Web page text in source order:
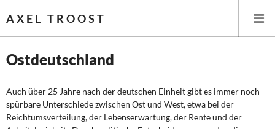
AXEL TROOST
Themen
Ostdeutschland
Auch über 25 Jahre nach der deutschen Einheit gibt es immer noch
spürbare Unterschiede zwischen Ost und West, etwa bei der
Reichtumsverteilung, der Lebenserwartung, der Rente und der